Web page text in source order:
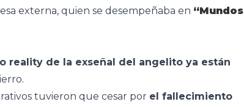
externa, quien se desempeñaba en “Mundos
reality de la exseñal del angelito ya están
tuvieron que cesar por el fallecimiento